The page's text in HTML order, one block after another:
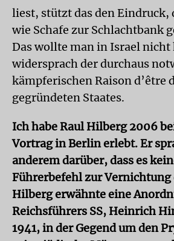
liest, stützt das den Eindruck,
wie Schafe zur Schlachtbank
Das wollte man in Israel nicht
widersprach der durchaus
kämpferischen Raison d’être
gegründeten Staates.
Ich habe Raul Hilberg 2006
Vortrag in Berlin erlebt. Er
anderem darüber, dass es
Führerbefehl zur Vernichtung
Hilberg erwähnte eine
Reichsführers SS, Heinrich
1941, in der Gegend um den